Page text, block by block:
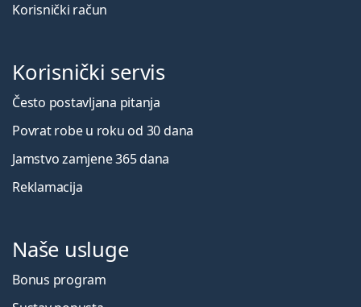
Korisnički račun
Korisnički servis
Često postavljana pitanja
Povrat robe u roku od 30 dana
Jamstvo zamjene 365 dana
Reklamacija
Naše usluge
Bonus program